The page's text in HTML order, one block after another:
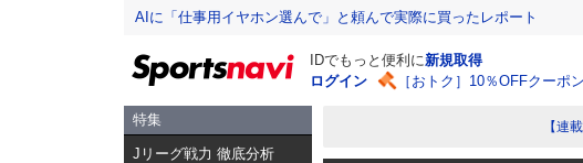
AIに「仕事用イヤホン選んで」と頼んで実際に買ったレポート
IDでもっと便利に新規取得
ログイン
［おトク］10％OFFクーポ
特集
Jリーグ戦力 徹底分析
【連